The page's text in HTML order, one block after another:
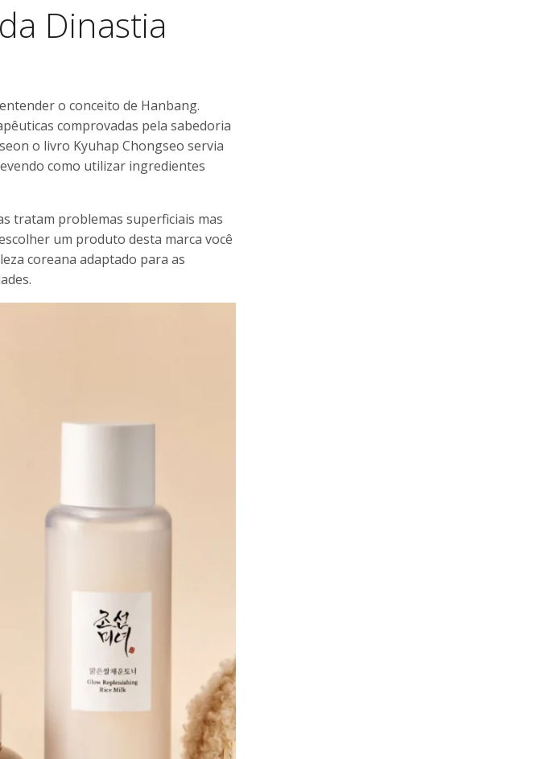
Dinastia
o conceito de Hanbang.
comprovadas pela sabedoria
o livro Kyuhap Chongseo servia
como utilizar ingredientes
tratam problemas superficiais mas
um produto desta marca você
coreana adaptado para as